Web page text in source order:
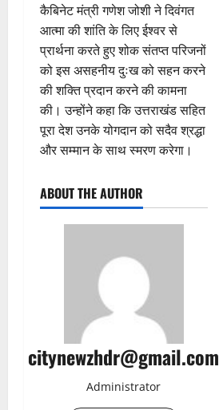
कैबिनेट मंत्री गणेश जोशी ने दिवंगत
आत्मा की शांति के लिए ईश्वर से
प्रार्थना करते हुए शोक संतप्त परिजनों
को इस असहनीय दुःख को सहन करने
की शक्ति प्रदान करने की कामना
की। उन्होंने कहा कि उत्तराखंड सहित
पूरा देश उनके योगदान को सदैव श्रद्धा
और सम्मान के साथ स्मरण करेगा।
ABOUT THE AUTHOR
citynewzhdr@gmail.com
Administrator